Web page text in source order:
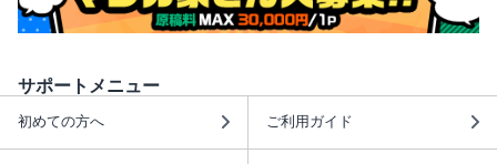
サポートメニュー
初めての方へ ご利用ガイド